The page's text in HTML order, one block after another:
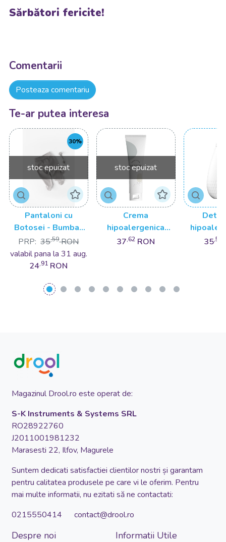
Sărbători fericite!
Comentarii
Posteaza comentariu
Te-ar putea interesa
stoc epuizat
30%
Pantaloni cu
Botosei - Bumbac
organic Roz pudra
BabyCosy
PRP: 35,59 RON
valabil pana la 31 aug.
24,91 RON
stoc epuizat
Crema
hipoalergenica
impotriva iritatiilor
37,62 RON
rufe
35,59
Magazinul Drool.ro este operat de:
S-K Instruments & Systems SRL
RO28922760
J2011001981232
Marasesti 22, Ilfov, Magurele
Suntem dedicati satisfactiei clientilor nostri și garantam
pentru calitatea produsele pe care vi le oferim. Pentru
mai multe informatii, nu ezitati să ne contactati:
0215550414 contact@drool.ro
Despre noi Informatii Utile